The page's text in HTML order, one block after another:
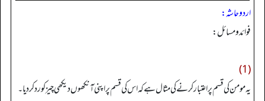
اردو حاشہ:
فوائد ومسائل:
(1)
یہ مومن کی قسم پر اعتبار کرنے کی مثال ہے کہ اس کی قسم پر اپنی آنکھوں دیکھی چیز کو رد کر دیا۔